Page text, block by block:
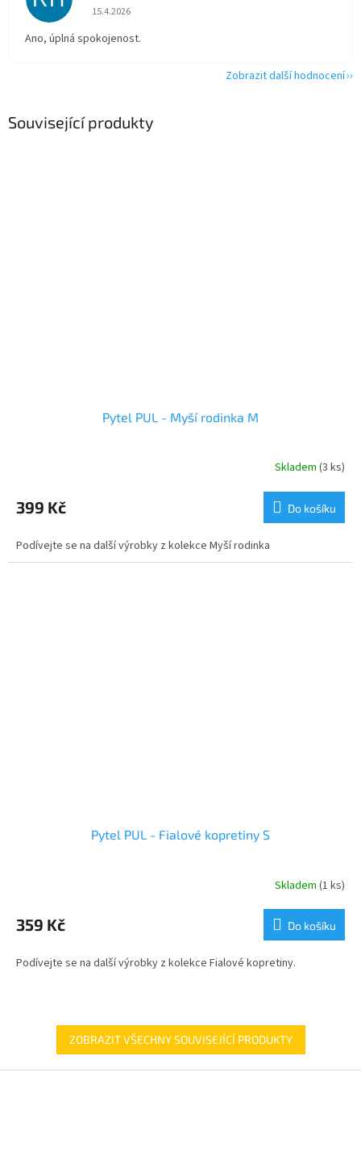
Související produkty
Pytel PUL - Myší rodinka M
Skladem (3 ks)
399 Kč Do košíku
Podívejte se na další výrobky z kolekce Myší rodinka
Pytel PUL - Fialové kopretiny S
Skladem (1 ks)
359 Kč Do košíku
Podívejte se na další výrobky z kolekce Fialové kopretiny.
ZOBRAZIT VŠECHNY SOUVISEJÍCÍ PRODUKTY
Hodnocení obchodu je 5 z 5 hvězdiček.
15.4.2026
Ano, úplná spokojenost.
Zobrazit další hodnocení